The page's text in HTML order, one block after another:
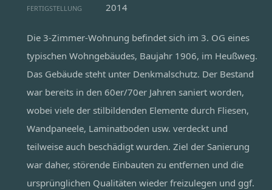
FERTIGSTELLUNG 2014
Die 3-Zimmer-Wohnung befindet sich im 3. OG eines
typischen Wohngebäudes, Baujahr 1906, im Heußweg.
Das Gebäude steht unter Denkmalschutz. Der Bestand
war bereits in den 60er/70er Jahren saniert worden,
wobei viele der stilbildenden Elemente durch Fliesen,
Wandpaneele, Laminatboden usw. verdeckt und
teilweise auch beschädigt wurden. Ziel der Sanierung
war daher, störende Einbauten zu entfernen und die
ursprünglichen Qualitäten wieder freizulegen und ggf.